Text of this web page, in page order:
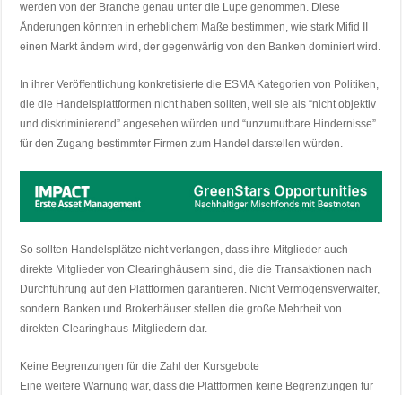
werden von der Branche genau unter die Lupe genommen. Diese
Änderungen könnten in erheblichem Maße bestimmen, wie stark Mifid II
einen Markt ändern wird, der gegenwärtig von den Banken dominiert wird.
In ihrer Veröffentlichung konkretisierte die ESMA Kategorien von Politiken,
die die Handelsplattformen nicht haben sollten, weil sie als “nicht objektiv
und diskriminierend” angesehen würden und “unzumutbare Hindernisse”
für den Zugang bestimmter Firmen zum Handel darstellen würden.
So sollten Handelsplätze nicht verlangen, dass ihre Mitglieder auch
direkte Mitglieder von Clearinghäusern sind, die die Transaktionen nach
Durchführung auf den Plattformen garantieren. Nicht Vermögensverwalter,
sondern Banken und Brokerhäuser stellen die große Mehrheit von
direkten Clearinghaus-Mitgliedern dar.
Keine Begrenzungen für die Zahl der Kursgebote
Eine weitere Warnung war, dass die Plattformen keine Begrenzungen für